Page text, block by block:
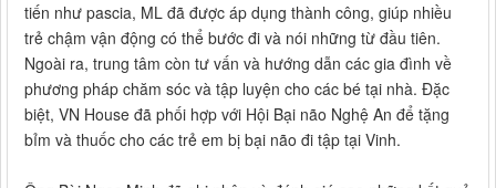
tiến như pascia, ML đã được áp dụng thành công, giúp nhiều
trẻ chậm vận động có thể bước đi và nói những từ đầu tiên.
Ngoài ra, trung tâm còn tư vấn và hướng dẫn các gia đình về
phương pháp chăm sóc và tập luyện cho các bé tại nhà. Đặc
biệt, VN House đã phối hợp với Hội Bại não Nghệ An để tặng
bỉm và thuốc cho các trẻ em bị bại não đi tập tại Vinh.